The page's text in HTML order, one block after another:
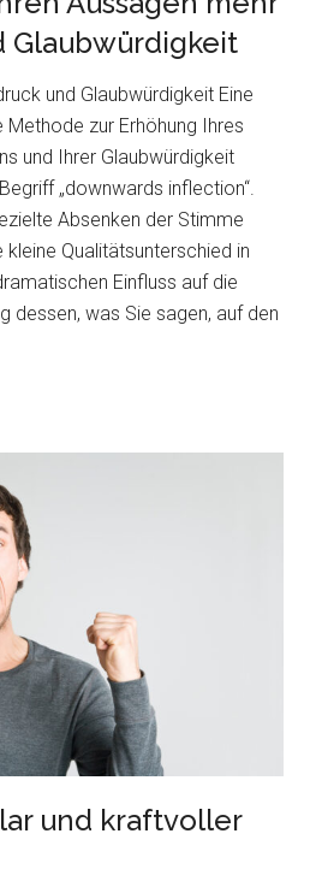
Glaubwürdigkeit
und Glaubwürdigkeit Eine
zur Erhöhung Ihres
und Ihrer Glaubwürdigkeit
„downwards inflection“.
Absenken der Stimme
kleine Qualitätsunterschied in
Einfluss auf die
dessen, was Sie sagen, auf den
und kraftvoller